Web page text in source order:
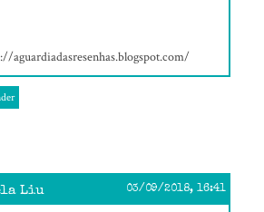
aguardiadasresenhas.blogspot.com/
Liu 03/09/2018, 16:41